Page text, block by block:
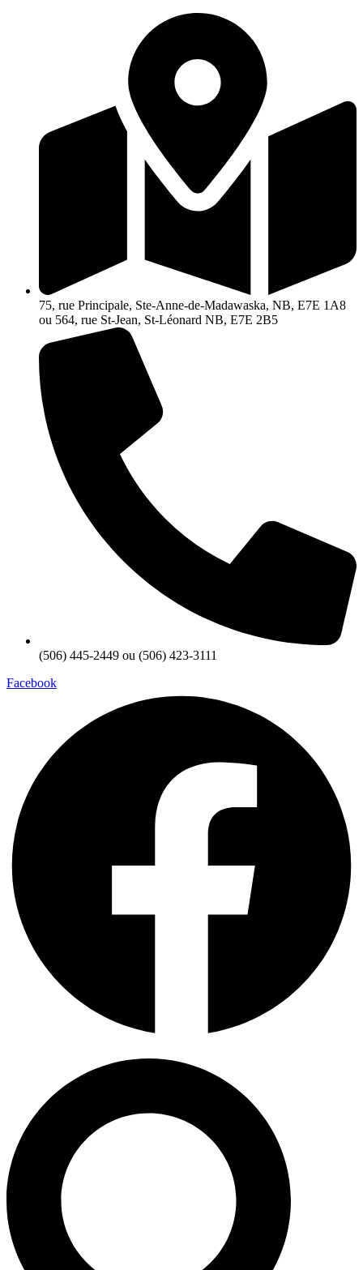
75, rue Principale, Ste-Anne-de-Madawaska, NB, E7E 1A8
ou 564, rue St-Jean, St-Léonard NB, E7E 2B5
(506) 445-2449 ou (506) 423-3111
Facebook